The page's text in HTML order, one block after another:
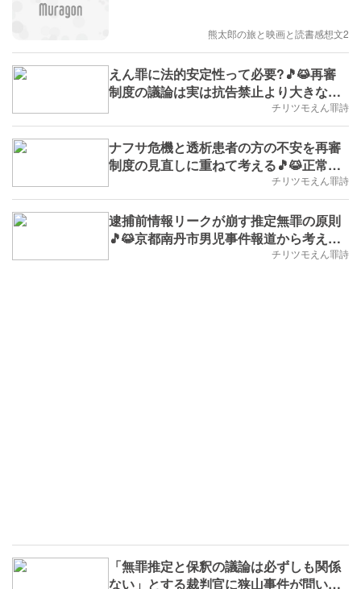
熊太郎の旅と映画と読書感想文2
えん罪に法的安定性って必要?🎵😹再審
制度の議論は実は抗告禁止より大きな問
題がある(※雑学No.223,B.D.+230)チリツモえん罪詩
ナフサ危機と透析患者の方の不安を再審
制度の見直しに重ねて考える🎵😹正常性
バイアスが覆い隠す2つの命の問題(※雑学
No.222,B.D.+226)
チリツモえん罪詩
逮捕前情報リークが崩す推定無罪の原則
🎵😹京都南丹市男児事件報道から考える
チリツモえん罪詩
「無罪推定と保釈の議論は必ずしも関係
ない」とする裁判官に狭山事件が問いか